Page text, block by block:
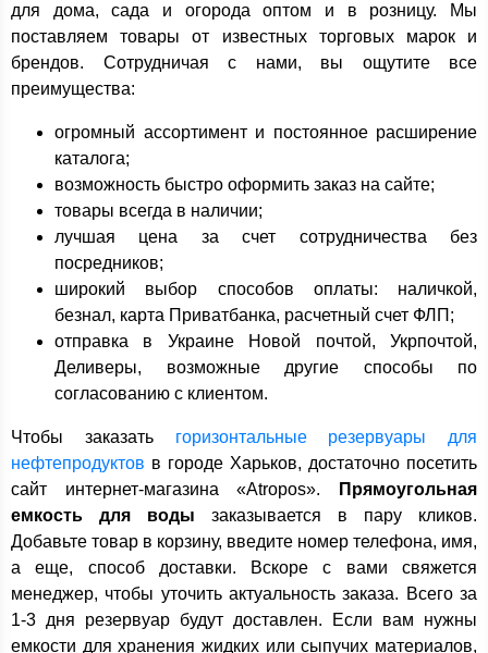
для дома, сада и огорода оптом и в розницу. Мы
поставляем товары от известных торговых марок и
брендов. Сотрудничая с нами, вы ощутите все
преимущества:
огромный ассортимент и постоянное расширение
каталога;
возможность быстро оформить заказ на сайте;
товары всегда в наличии;
лучшая цена за счет сотрудничества без
посредников;
широкий выбор способов оплаты: наличкой,
безнал, карта Приватбанка, расчетный счет ФЛП;
отправка в Украине Новой почтой, Укрпочтой,
Деливеры, возможные другие способы по
согласованию с клиентом.
Чтобы заказать горизонтальные резервуары для
нефтепродуктов в городе Харьков, достаточно посетить
сайт интернет-магазина «Atropos».
Прямоугольная
емкость для воды заказывается в пару кликов.
Добавьте товар в корзину, введите номер телефона, имя,
а еще, способ доставки. Вскоре с вами свяжется
менеджер, чтобы уточить актуальность заказа. Всего за
1-3 дня резервуар будут доставлен. Если вам нужны
емкости для хранения жидких или сыпучих материалов,